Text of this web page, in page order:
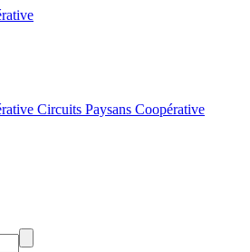
Circuits Paysans Coopérative